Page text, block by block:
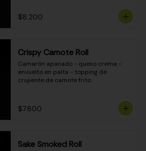
$8.200
Crispy Camote Roll
Camarón apanado - queso crema -
envuelto en palta - topping de
crujiente de camote frito
$7.800
Sake Smoked Roll